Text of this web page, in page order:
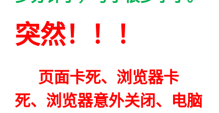
突然！！！
页面卡死、浏览器卡
死、浏览器意外关闭、电脑